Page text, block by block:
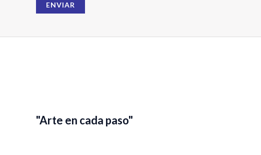
ENVIAR
"Arte en cada paso"